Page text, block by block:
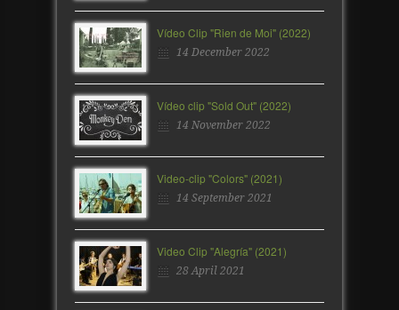
Vídeo Clip "Rien de Moi" (2022)
14 December 2022
Vídeo clip "Sold Out" (2022)
14 November 2022
Video-clip "Colors" (2021)
14 September 2021
Video Clip "Alegría" (2021)
28 April 2021